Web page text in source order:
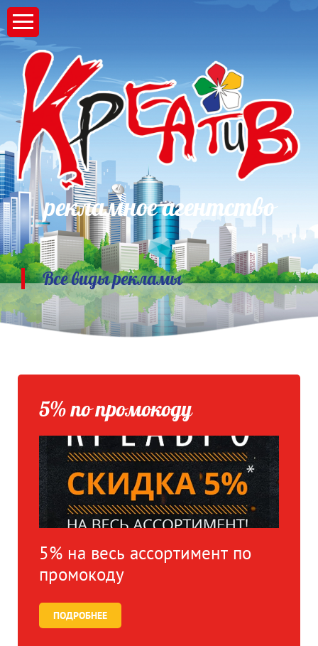
рекламное агентство
Все виды рекламы
5% по промокоду
5% на весь ассортимент по
промокоду
ПОДРОБНЕЕ